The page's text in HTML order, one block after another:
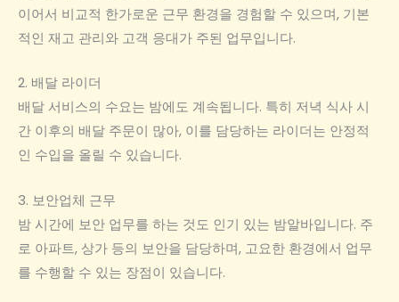
이어서 비교적 한가로운 근무 환경을 경험할 수 있으며, 기본
적인 재고 관리와 고객 응대가 주된 업무입니다.
2. 배달 라이더
배달 서비스의 수요는 밤에도 계속됩니다. 특히 저녁 식사 시
간 이후의 배달 주문이 많아, 이를 담당하는 라이더는 안정적
인 수입을 올릴 수 있습니다.
3. 보안업체 근무
밤 시간에 보안 업무를 하는 것도 인기 있는 밤알바입니다. 주
로 아파트, 상가 등의 보안을 담당하며, 고요한 환경에서 업무
를 수행할 수 있는 장점이 있습니다.